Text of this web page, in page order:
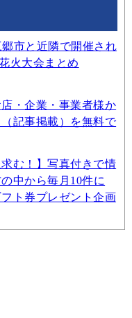
郷市と近隣で開催され
火大会まとめ
・企業・事業者様か
記事掲載）を無料で
求む！】写真付きで情
中から毎月10件に
ト券プレゼント企画